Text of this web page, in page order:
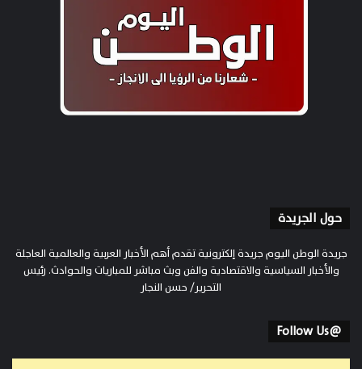
حول الجريدة
جريدة الوطن اليوم جريدة إلكترونية تقدم أهم الأخبار العربية والعالمية العاجلة
والأخبار السياسية والاقتصادية والفن وبث مباشر للمباريات والحوادث. رئيس
التحرير/ حسن النجار
@Follow Us